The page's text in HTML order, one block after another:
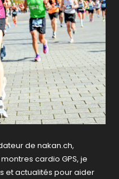
de nakan.ch,
cardio GPS, je
et actualités pour aider